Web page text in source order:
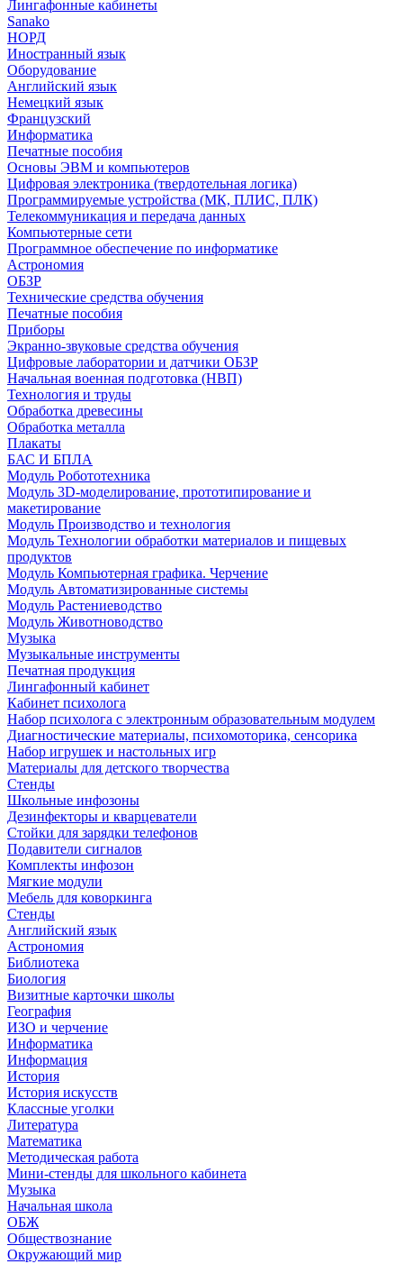
Лингафонные кабинеты
Sanako
НОРД
Иностранный язык
Оборудование
Английский язык
Немецкий язык
Французский
Информатика
Печатные пособия
Основы ЭВМ и компьютеров
Цифровая электроника (твердотельная логика)
Программируемые устройства (МК, ПЛИС, ПЛК)
Телекоммуникация и передача данных
Компьютерные сети
Программное обеспечение по информатике
Астрономия
ОБЗР
Технические средства обучения
Печатные пособия
Приборы
Экранно-звуковые средства обучения
Цифровые лаборатории и датчики ОБЗР
Начальная военная подготовка (НВП)
Технология и труды
Обработка древесины
Обработка металла
Плакаты
БАС И БПЛА
Модуль Робототехника
Модуль 3D-моделирование, прототипирование и
макетирование
Модуль Производство и технология
Модуль Технологии обработки материалов и пищевых
продуктов
Модуль Компьютерная графика. Черчение
Модуль Автоматизированные системы
Модуль Растениеводство
Модуль Животноводство
Музыка
Музыкальные инструменты
Печатная продукция
Лингафонный кабинет
Кабинет психолога
Набор психолога с электронным образовательным модулем
Диагностические материалы, психомоторика, сенсорика
Набор игрушек и настольных игр
Материалы для детского творчества
Стенды
Школьные инфозоны
Дезинфекторы и кварцеватели
Стойки для зарядки телефонов
Подавители сигналов
Комплекты инфозон
Мягкие модули
Мебель для коворкинга
Стенды
Английский язык
Астрономия
Библиотека
Биология
Визитные карточки школы
География
ИЗО и черчение
Информатика
Информация
История
История искусств
Классные уголки
Литература
Математика
Методическая работа
Мини-стенды для школьного кабинета
Музыка
Начальная школа
ОБЖ
Обществознание
Окружающий мир